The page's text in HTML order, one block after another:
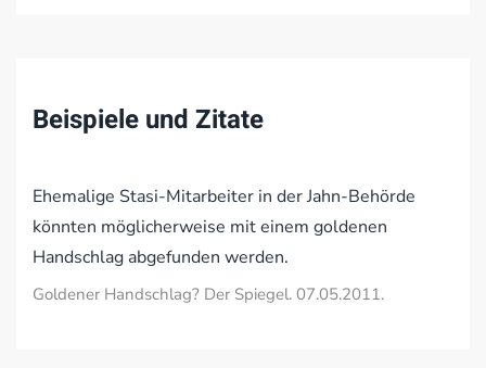
Beispiele und Zitate
Ehemalige Stasi-Mitarbeiter in der Jahn-Behörde
könnten möglicherweise mit einem goldenen
Handschlag abgefunden werden.
Goldener Handschlag? Der Spiegel. 07.05.2011.